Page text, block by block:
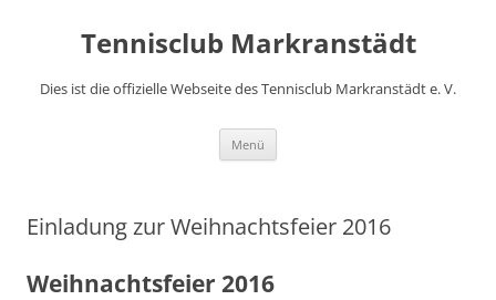
springenTennisclub Markranstädt
Dies ist die offizielle Webseite des Tennisclub Markranstädt e. V.
Menü
Einladung zur Weihnachtsfeier 2016
Weihnachtsfeier 2016